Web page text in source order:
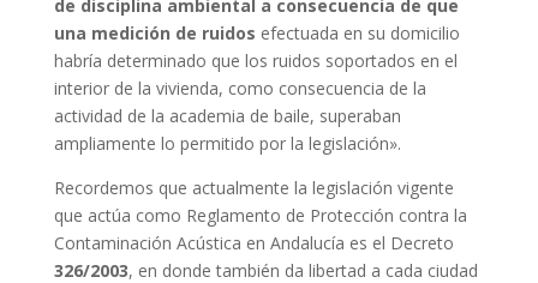
de disciplina ambiental a consecuencia de que
una medición de ruidos efectuada en su domicilio
habría determinado que los ruidos soportados en el
interior de la vivienda, como consecuencia de la
actividad de la academia de baile, superaban
ampliamente lo permitido por la legislación».
Recordemos que actualmente la legislación vigente
que actúa como Reglamento de Protección contra la
Contaminación Acústica en Andalucía es el Decreto
326/2003, en donde también da libertad a cada ciudad